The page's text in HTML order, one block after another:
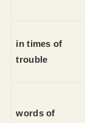
in times of
trouble
words of